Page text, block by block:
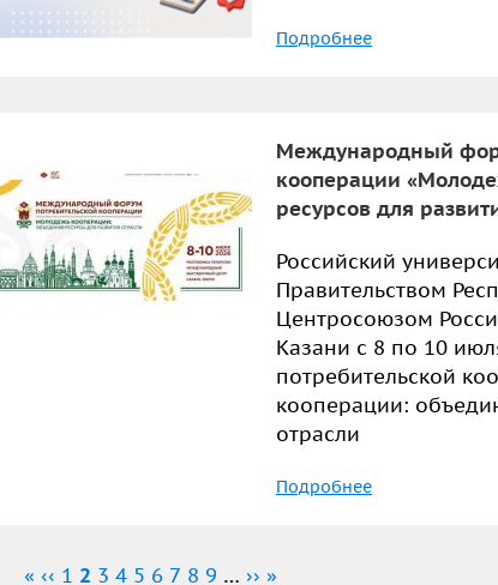
Подробнее
Международный
кооперации
ресурсов для
Российский
Правительством
Центросоюзом
Казани с 8 по 10
потребительской
кооперации:
отрасли
Подробнее
Нумерация
Первая
« ←
‹‹ Страница
1 Текущая
2 Страница
3 Страница
4 Страница
5 Страница
6 Страница
7 Страница
8 Страница
9 … Следующая
›› Последняя
»